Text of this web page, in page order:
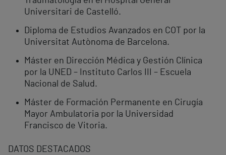
Universitari de Castelló.
Diploma de Estudios Avanzados en COT por la
Universitat Autònoma de Barcelona.
Máster en Dirección Médica y Gestión Clínica
por la UNED – Instituto Carlos III – Escuela
Nacional de Salud.
Máster de Formación Permanente en Cirugía
Mayor Ambulatoria por la Universidad
Francisco de Vitoria.
DATOS DESTACADOS